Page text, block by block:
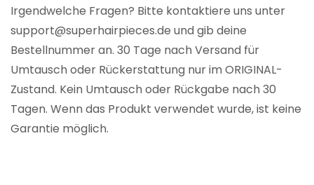
Irgendwelche Fragen? Bitte kontaktiere uns unter
support@superhairpieces.de und gib deine
Bestellnummer an. 30 Tage nach Versand für
Umtausch oder Rückerstattung nur im ORIGINAL-
Zustand. Kein Umtausch oder Rückgabe nach 30
Tagen. Wenn das Produkt verwendet wurde, ist keine
Garantie möglich.